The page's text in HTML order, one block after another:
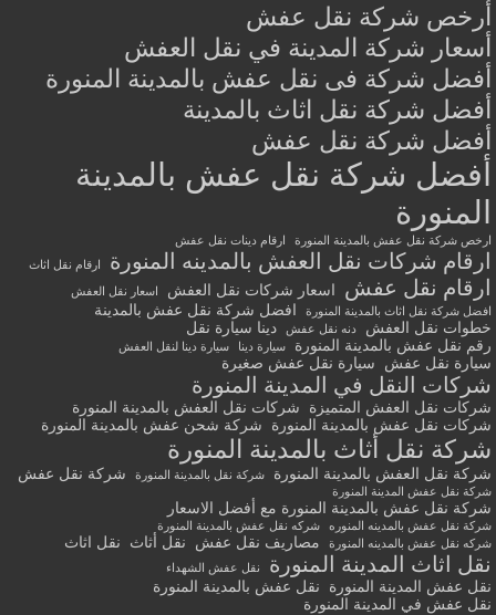
أرخص شركة نقل عفش
أسعار شركة المدينة في نقل العفش
أفضل شركة فى نقل عفش بالمدينة المنورة
أفضل شركة نقل اثاث بالمدينة
أفضل شركة نقل عفش
أفضل شركة نقل عفش بالمدينة
المنورة
ارخص شركة نقل عفش بالمدينة المنورة ارقام دينات نقل عفش
ارقام شركات نقل العفش بالمدينه المنورة ارقام نقل اثاث
ارقام نقل عفش اسعار شركات نقل العفش
اسعار نقل العفش
افضل شركة نقل اثاث بالمدينة المنورة
افضل شركة نقل عفش بالمدينة
خطوات نقل العفش
دنه نقل عفش
دينا سيارة نقل
رقم نقل عفش بالمدينة المنورة
سيارة دينا سيارة دينا لنقل العفش
سيارة نقل عفش سيارة نقل عفش صغيرة
شركات النقل في المدينة المنورة
شركات نقل العفش المتميزة
شركات نقل العفش بالمدينة المنورة
شركات نقل عفش بالمدينة المنورة
شركة شحن عفش بالمدينة المنورة
شركة نقل أثاث بالمدينة المنورة
شركة نقل العفش بالمدينة المنورة شركة نقل بالمدينة المنورة شركة نقل عفش
شركة نقل عفش المدينة المنورة
شركة نقل عفش بالمدينة المنورة مع أفضل الاسعار
شركة نقل عفش بالمدينه المنوره
شركه نقل عفش بالمدينة المنورة
شركه نقل عفش بالمدينه المنورة
مصاريف نقل عفش نقل أثاث نقل اثاث
نقل اثاث المدينة المنورة نقل عفش الشهداء
نقل عفش المدينة المنورة
نقل عفش بالمدينة المنورة
نقل عفش في المدينة المنورة